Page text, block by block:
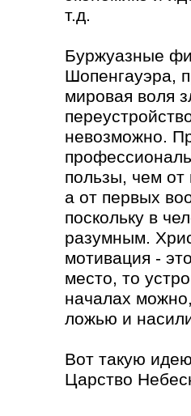
т.д.
Буржуазные
Шопенгауэра,
мировая воля
невозможно.
пользы, чем от
а от первых
поскольку в
разумным.
мотивация -
место, то
началах
ложью и
Вот такую
Царство